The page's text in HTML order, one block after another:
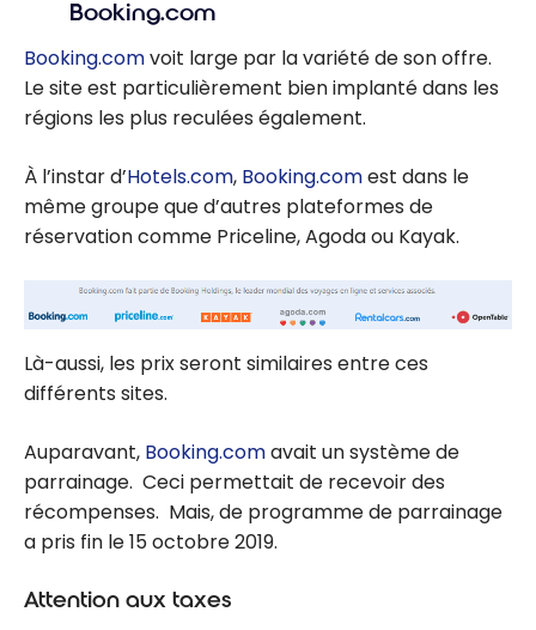
Booking.com
Booking.comvoit large par la variété de son offre.
Le site est particulièrement bien implanté dans les
régions les plus reculées également.
À l’instar d’Hotels.com, Booking.comest dans le
même groupe que d’autres plateformes de
réservation comme Priceline, Agoda ou Kayak.
Là-aussi, les prix seront similaires entre ces
différents sites.
Auparavant, Booking.comavait un système de
parrainage. Ceci permettait de recevoir des
récompenses. Mais, de programme de parrainage
a pris fin le 15 octobre 2019.
Attention aux taxes